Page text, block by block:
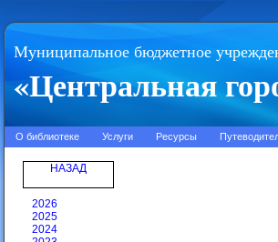
Муниципальное бюджетное
«Центральная
О библиотеке Услуги Ресурсы
НАЗАД
2026
2025
2024